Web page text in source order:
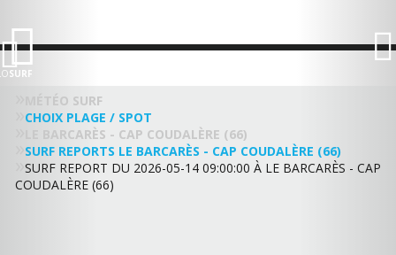
SURF
MÉTÉO SURF
CHOIX PLAGE / SPOT
LE BARCARÈS - CAP COUDALÈRE (66)
SURF REPORTS LE BARCARÈS - CAP COUDALÈRE (66)
SURF REPORT DU 2026-05-14 09:00:00 À LE BARCARÈS - CAP
COUDALÈRE (66)